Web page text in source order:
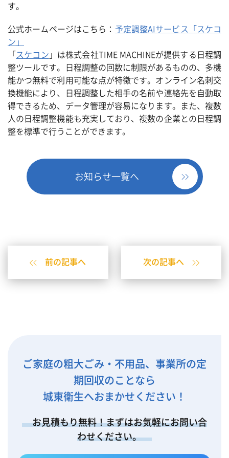
す。
公式ホームページはこちら： 予定調整AIサービス「スケコ
ン」
「 スケコン 」は株式会社TIME MACHINEが提供する日程調
整ツールです。日程調整の回数に制限があるものの、多機
能かつ無料で利用可能な点が特徴です。オンライン名刺交
換機能により、日程調整した相手の名前や連絡先を自動取
得できるため、データ管理が容易になります。また、複数
人の日程調整機能も充実しており、複数の企業との日程調
整を標準で行うことができます。
お知らせ一覧へ
前の記事へ 次の記事へ
ご家庭の粗大ごみ・不用品、事業所の定
期回収のことなら
城東衛生へおまかせください！
お見積もり無料！まずはお気軽にお問い合
わせください。